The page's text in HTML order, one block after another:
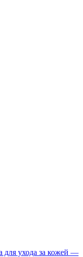
для ухода за кожей —